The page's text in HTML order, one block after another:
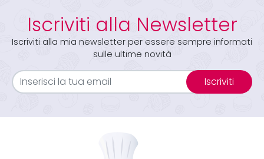
Iscriviti alla Newsletter
Iscriviti alla mia newsletter per essere sempre informati
sulle ultime novità
Iscriviti